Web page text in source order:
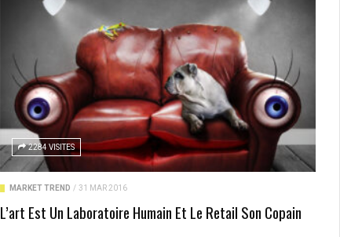
2284 VISITES
MARKET TREND / 31 MAR 2016
L’art Est Un Laboratoire Humain Et Le Retail Son Copain